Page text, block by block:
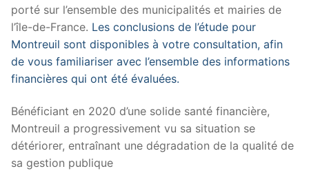
porté sur l’ensemble des municipalités et mairies de
l’île-de-France. Les conclusions de l’étude pour
Montreuil sont disponibles à votre consultation, afin
de vous familiariser avec l’ensemble des informations
financières qui ont été évaluées.
Bénéficiant en 2020 d’une solide santé financière,
Montreuil a progressivement vu sa situation se
détériorer, entraînant une dégradation de la qualité de
sa gestion publique